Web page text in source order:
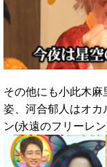
その他にも小此木麻
姿、河合郁人はオカ
ン(永遠のフリーレン